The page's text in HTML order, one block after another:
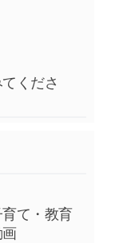
くださ
て・教育